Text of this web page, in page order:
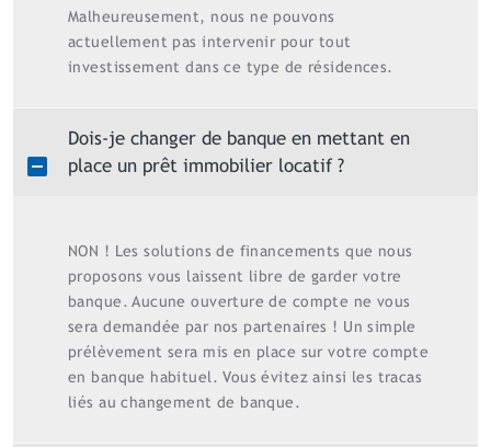
Malheureusement, nous ne pouvons
actuellement pas intervenir pour tout
investissement dans ce type de résidences.
Dois-je changer de banque en mettant en
place un prêt immobilier locatif ?
NON ! Les solutions de financements que nous
proposons vous laissent libre de garder votre
banque. Aucune ouverture de compte ne vous
sera demandée par nos partenaires ! Un simple
prélèvement sera mis en place sur votre compte
en banque habituel. Vous évitez ainsi les tracas
liés au changement de banque.